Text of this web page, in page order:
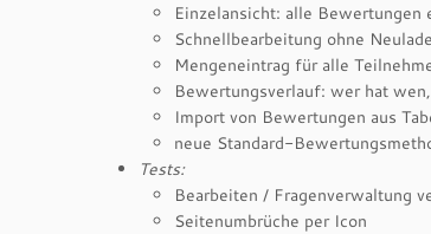
Einzelansicht: alle
Schnellbearbeitung ohne
Mengeneintrag für alle
Bewertungsverlauf: wer hat
Import von Bewertungen aus
neue Standard-
Tests:
Bearbeiten / Fragenverwaltung
Seitenumbrüche per Icon